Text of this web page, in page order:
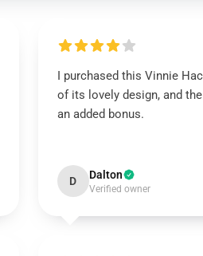
I purchased this Vinnie
of its lovely design, and
an added bonus.
D Dalton
Verified owner